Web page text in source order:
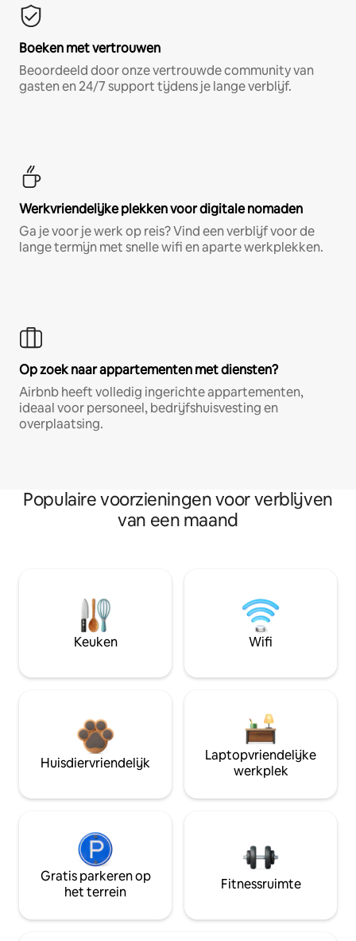
Boeken met vertrouwen
Beoordeeld door onze vertrouwde community van
gasten en 24/7 support tijdens je lange verblijf.
Werkvriendelijke plekken voor digitale nomaden
Ga je voor je werk op reis? Vind een verblijf voor de
lange termijn met snelle wifi en aparte werkplekken.
Op zoek naar appartementen met diensten?
Airbnb heeft volledig ingerichte appartementen,
ideaal voor personeel, bedrijfshuisvesting en
overplaatsing.
Populaire voorzieningen voor verblijven
van een maand
Keuken Wifi
Huisdiervriendelijk
Laptopvriendelijke
werkplek
Gratis parkeren op
het terrein
Fitnessruimte